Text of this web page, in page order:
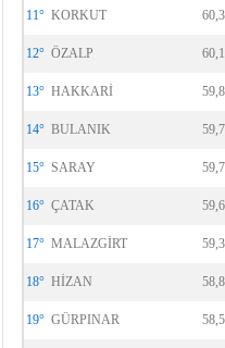
11° KORKUT 60,3
12° ÖZALP 60,1
13° HAKKARİ 59,8
14° BULANIK 59,7
15° SARAY 59,7
16° ÇATAK 59,6
17° MALAZGİRT 59,3
18° HİZAN 58,8
19° GÜRPINAR 58,5